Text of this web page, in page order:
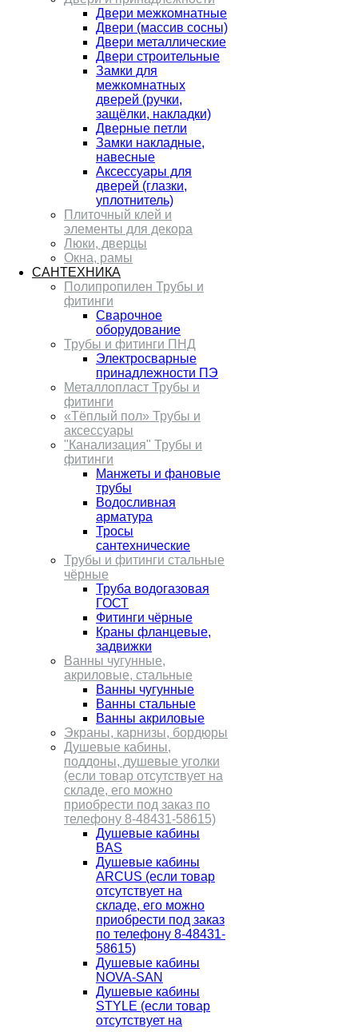
Двери межкомнатные
Двери (массив сосны)
Двери металлические
Двери строительные
Замки для
межкомнатных
дверей (ручки,
защёлки, накладки)
Дверные петли
Замки накладные,
навесные
Аксессуары для
дверей (глазки,
уплотнитель)
Плиточный клей и
элементы для декора
Люки, дверцы
Окна, рамы
САНТЕХНИКА
Полипропилен Трубы и
фитинги
Сварочное
оборудование
Трубы и фитинги ПНД
Электросварные
принадлежности ПЭ
Металлопласт Трубы и
фитинги
«Тёплый пол» Трубы и
аксессуары
"Канализация" Трубы и
фитинги
Манжеты и фановые
трубы
Водосливная
арматура
Тросы
сантехнические
Трубы и фитинги стальные
чёрные
Труба водогазовая
ГОСТ
Фитинги чёрные
Краны фланцевые,
задвижки
Ванны чугунные,
акриловые, стальные
Ванны чугунные
Ванны стальные
Ванны акриловые
Экраны, карнизы, бордюры
Душевые кабины,
поддоны, душевые уголки
(если товар отсутствует на
складе, его можно
приобрести под заказ по
телефону 8-48431-58615)
Душевые кабины
BAS
Душевые кабины
ARCUS (если товар
отсутствует на
складе, его можно
приобрести под заказ
по телефону 8-48431-
58615)
Душевые кабины
NOVA-SAN
Душевые кабины
STYLE (если товар
отсутствует на